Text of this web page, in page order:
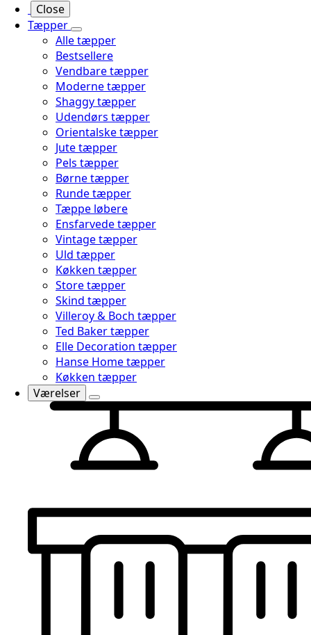
Close
Tæpper
Alle tæpper
Bestsellere
Vendbare tæpper
Moderne tæpper
Shaggy tæpper
Udendørs tæpper
Orientalske tæpper
Jute tæpper
Pels tæpper
Børne tæpper
Runde tæpper
Tæppe løbere
Ensfarvede tæpper
Vintage tæpper
Uld tæpper
Køkken tæpper
Store tæpper
Skind tæpper
Villeroy & Boch tæpper
Ted Baker tæpper
Elle Decoration tæpper
Hanse Home tæpper
Køkken tæpper
Værelser